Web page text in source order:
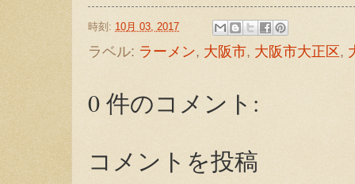
時刻: 10月 03, 2017
ラベル: ラーメン, 大阪市, 大阪市大正区 ,
0 件のコメント:
コメントを投稿